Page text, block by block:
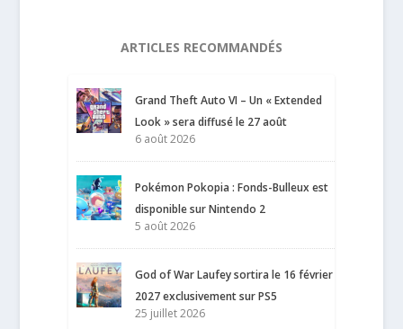
ARTICLES RECOMMANDÉS
Grand Theft Auto VI – Un « Extended
Look » sera diffusé le 27 août
6 août 2026
Pokémon Pokopia : Fonds-Bulleux est
disponible sur Nintendo 2
5 août 2026
God of War Laufey sortira le 16 février
2027 exclusivement sur PS5
25 juillet 2026